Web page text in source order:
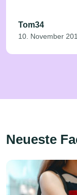
Tom34
10. November
Neueste